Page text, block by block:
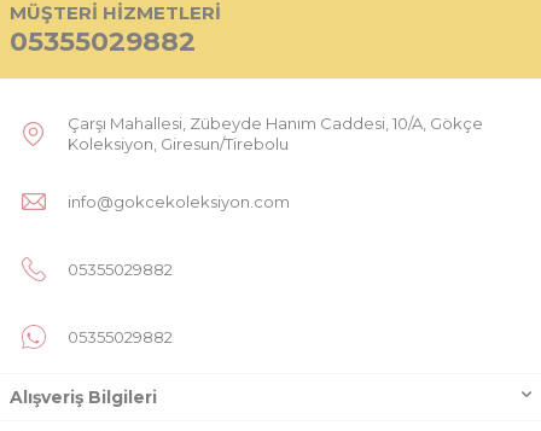
MÜŞTERI HIZMETLERI
05355029882
Çarşı Mahallesi, Zübeyde Hanım Caddesi, 10/A, Gökçe
Koleksiyon, Giresun/Tirebolu
info@gokcekoleksiyon.com
05355029882
05355029882
Alışveriş Bilgileri